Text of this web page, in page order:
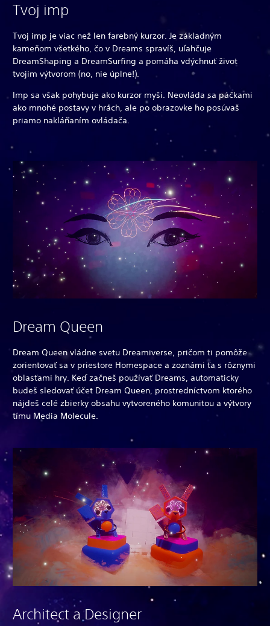
Tvoj imp
Tvoj imp je viac než len farebný kurzor. Je základným
kameňom všetkého, čo v Dreams spravíš, uľahčuje
DreamShaping a DreamSurfing a pomáha vdýchnuť život
tvojim výtvorom (no, nie úplne!).
Imp sa však pohybuje ako kurzor myši. Neovláda sa páčkami
ako mnohé postavy v hrách, ale po obrazovke ho posúvaš
priamo nakláňaním ovládača.
Dream Queen
Dream Queen vládne svetu Dreamiverse, pričom ti pomôže
zorientovať sa v priestore Homespace a zoznámi ťa s rôznymi
oblasťami hry. Keď začneš používať Dreams, automaticky
budeš sledovať účet Dream Queen, prostredníctvom ktorého
nájdeš celé zbierky obsahu vytvoreného komunitou a výtvory
tímu Media Molecule.
Architect a Designer